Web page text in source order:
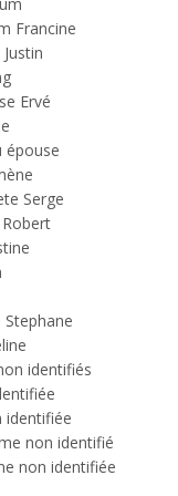
Francine
Ervé
épouse
Serge
identifiés
identifiée
non identifié
non identifiée